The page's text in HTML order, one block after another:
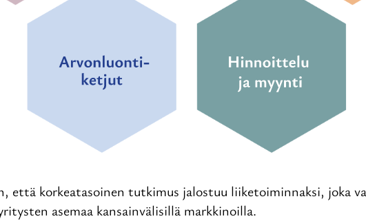
että korkeatasoinen tutkimus jalostuu liiketoiminnaksi, joka
asemaa kansainvälisillä markkinoilla.